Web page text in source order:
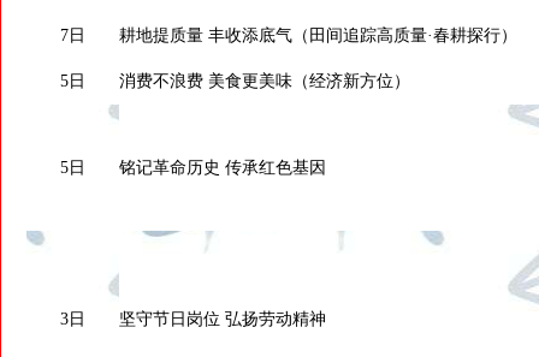
7日 耕地提质量 丰收添底气（田间追踪高质量·春耕探行）
5日 消费不浪费 美食更美味（经济新方位）
5日 铭记革命历史 传承红色基因
3日 坚守节日岗位 弘扬劳动精神